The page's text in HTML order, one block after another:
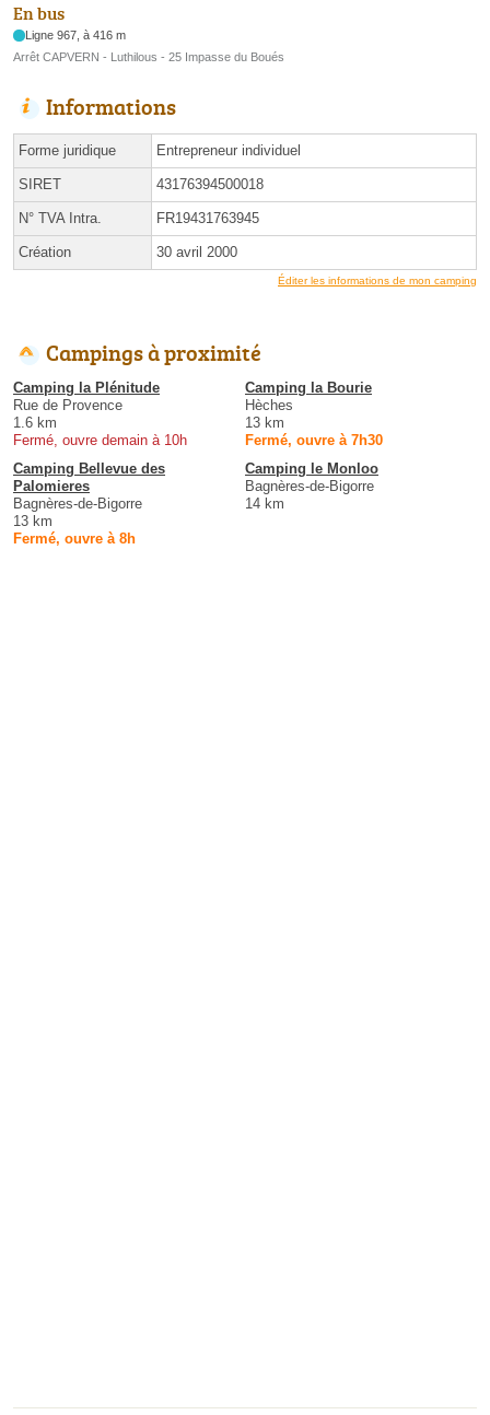
En bus
Ligne 967, à 416 m
Arrêt CAPVERN - Luthilous - 25 Impasse du Boués
Informations
Forme juridique Entrepreneur individuel
SIRET 43176394500018
N° TVA Intra. FR19431763945
Création 30 avril 2000
Éditer les informations de mon camping
Campings à proximité
Camping la Plénitude
Rue de Provence
1.6 km
Fermé, ouvre demain à 10h
Camping la Bourie
Hèches
13 km
Fermé, ouvre à 7h30
Camping Bellevue des
Palomieres
Bagnères-de-Bigorre
13 km
Fermé, ouvre à 8h
Camping le Monloo
Bagnères-de-Bigorre
14 km